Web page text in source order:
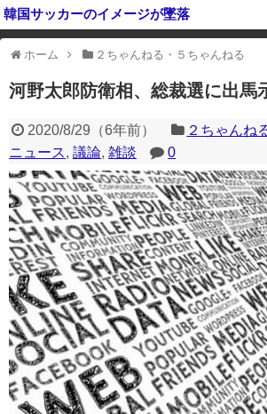
韓国サッカーのイメージが墜落
一部のコンテンツが表示されなくなったり、サイ
たりする場合があります。
ホーム ２ちゃんねる・５ちゃんねる
河野太郎防衛相、総裁選に出馬
2020/8/29 （6年前） ２ちゃんね
ニュース, 議論, 雑談 0